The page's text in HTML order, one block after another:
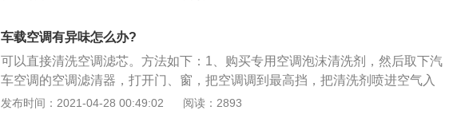
车载空调有异味怎么办?
可以直接清洗空调滤芯。方法如下：1、购买专用空调泡沫清洗剂，然后取下汽
车空调的空调滤清器，打开门、窗，把空调调到最高挡，把清洗剂喷进空气入
口，同时关闭空调出风口，避免清洗剂在操作过程中流出；2、启动汽车，让清
发布时间：2021-04-28 00:49:02 阅读：2893